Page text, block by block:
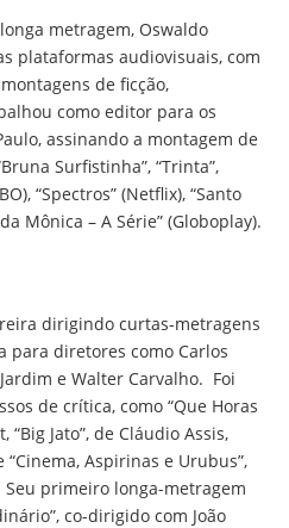
metragem, Oswaldo
plataformas audiovisuais, com
de ficção,
como editor para os
assinando a montagem de
Surfistinha”, “Trinta”,
“Spectros” (Netflix), “Santo
Mônica – A Série” (Globoplay).
dirigindo curtas-metragens
para diretores como Carlos
e Walter Carvalho. Foi
de crítica, como “Que Horas
“Big Jato”, de Cláudio Assis,
“Cinema, Aspirinas e Urubus”,
primeiro longa-metragem
co-dirigido com João